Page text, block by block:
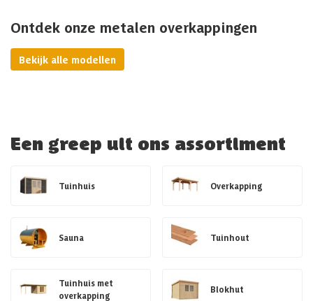
Ontdek onze metalen overkappingen
Bekijk alle modellen
Een greep uit ons assortiment
Tuinhuis Overkapping
Sauna Tuinhout
Tuinhuis met
overkapping
Blokhut